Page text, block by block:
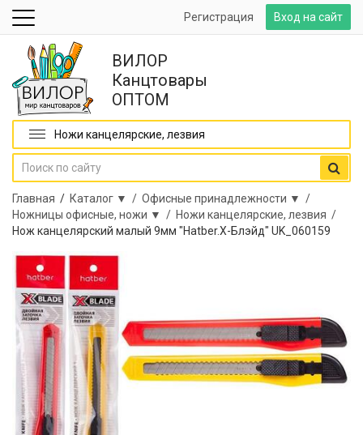
Вход на сайт
Регистрация
ВИЛОР
Канцтовары
ОПТОМ
Ножи канцелярские, лезвия
Главная / Каталог ▼ / Офисные принадлежности ▼ /
Ножницы офисные, ножи ▼ / Ножи канцелярские, лезвия /
Нож канцелярский малый 9мм "Hatber.Х-Блэйд" UK_060159